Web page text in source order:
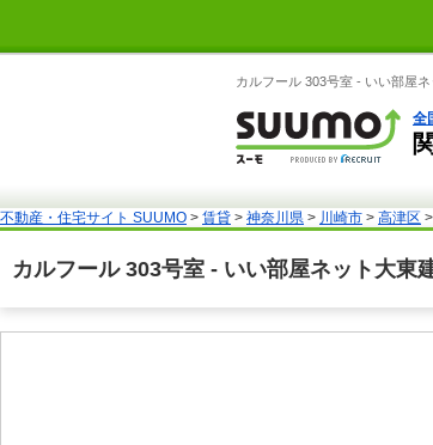
カルフール 303号室 - いい部屋
全
不動産・住宅サイト SUUMO > 賃貸 > 神奈川県 > 川崎市 > 高津区 >
カルフール 303号室 - いい部屋ネット大東